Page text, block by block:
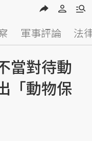
軍事評論 法
當對待動
「動物保